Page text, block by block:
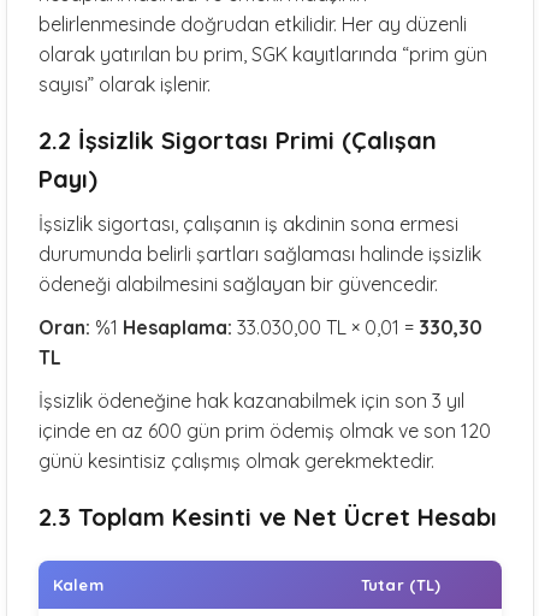
belirlenmesinde doğrudan etkilidir. Her ay düzenli
olarak yatırılan bu prim, SGK kayıtlarında “prim gün
sayısı” olarak işlenir.
2.2 İşsizlik Sigortası Primi (Çalışan
Payı)
İşsizlik sigortası, çalışanın iş akdinin sona ermesi
durumunda belirli şartları sağlaması halinde işsizlik
ödeneği alabilmesini sağlayan bir güvencedir.
Oran: %1 Hesaplama: 33.030,00 TL × 0,01 = 330,30
TL
İşsizlik ödeneğine hak kazanabilmek için son 3 yıl
içinde en az 600 gün prim ödemiş olmak ve son 120
günü kesintisiz çalışmış olmak gerekmektedir.
2.3 Toplam Kesinti ve Net Ücret Hesabı
Kalem Tutar (TL)